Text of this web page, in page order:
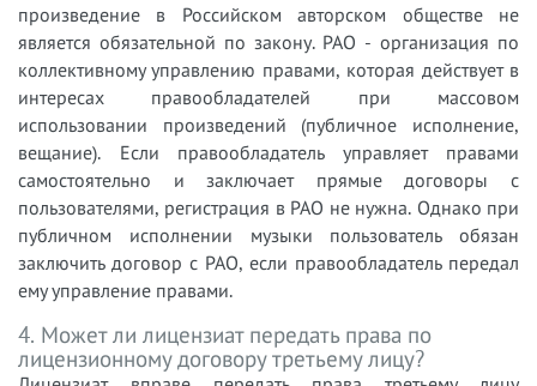
произведение в Российском авторском обществе не
является обязательной по закону. РАО - организация по
коллективному управлению правами, которая действует в
интересах правообладателей при массовом
использовании произведений (публичное исполнение,
вещание). Если правообладатель управляет правами
самостоятельно и заключает прямые договоры с
пользователями, регистрация в РАО не нужна. Однако при
публичном исполнении музыки пользователь обязан
заключить договор с РАО, если правообладатель передал
ему управление правами.
4. Может ли лицензиат передать права по
лицензионному договору третьему лицу?